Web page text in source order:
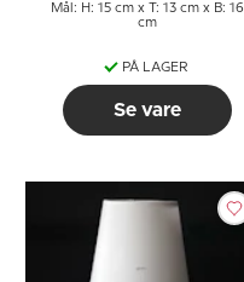
Mål: H: 15 cm x T: 13 cm x B: 16
cm
PÅ LAGER
Se vare